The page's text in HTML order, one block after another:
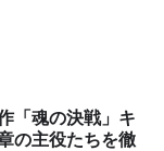
「魂の決戦」キ
の主役たちを徹